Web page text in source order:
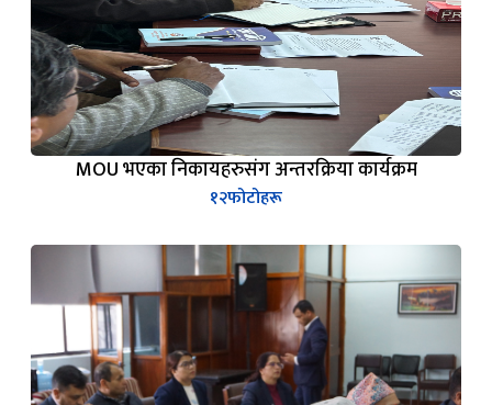
MOU भएका निकायहरुसंग अन्तरक्रिया कार्यक्रम
१२फोटोहरू